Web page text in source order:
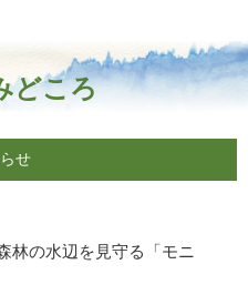
どころ
せ
の水辺を見守る「モニ